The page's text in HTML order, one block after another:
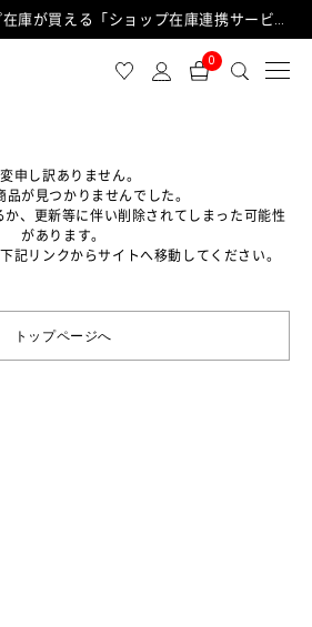
完売でもリアルショップ在庫が買える「ショップ在庫連携サービス」が日中もご利用可能になりました！
0
申し訳ありません。
品が見つかりませんでした。
か、更新等に伴い削除されてしまった可能性
があります。
記リンクからサイトへ移動してください。
トップページへ